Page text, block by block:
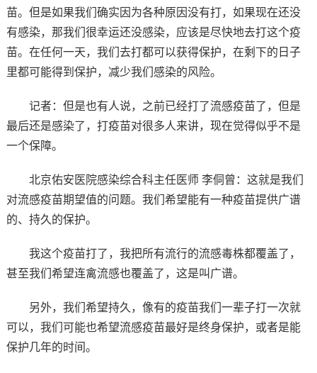
苗。但是如果我们确实因为各种原因没有打，如果现在还没
有感染，那我们很幸运还没感染，应该是尽快地去打这个疫
苗。在任何一天，我们去打都可以获得保护，在剩下的日子
里都可能得到保护，减少我们感染的风险。
记者：但是也有人说，之前已经打了流感疫苗了，但是
最后还是感染了，打疫苗对很多人来讲，现在觉得似乎不是
一个保障。
北京佑安医院感染综合科主任医师 李侗曾：这就是我们
对流感疫苗期望值的问题。我们希望能有一种疫苗提供广谱
的、持久的保护。
我这个疫苗打了，我把所有流行的流感毒株都覆盖了，
甚至我们希望连禽流感也覆盖了，这是叫广谱。
另外，我们希望持久，像有的疫苗我们一辈子打一次就
可以，我们可能也希望流感疫苗最好是终身保护，或者是能
保护几年的时间。